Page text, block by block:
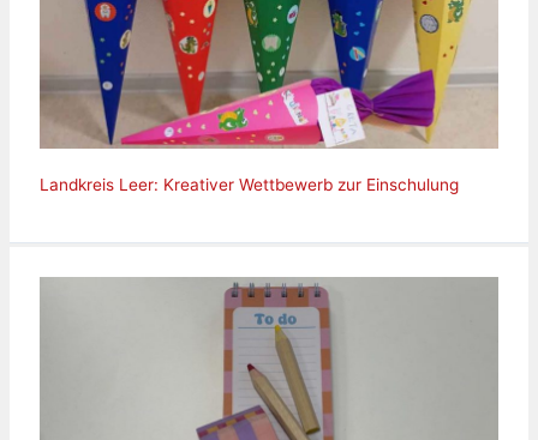
Landkreis Leer: Kreativer Wettbewerb zur Einschulung